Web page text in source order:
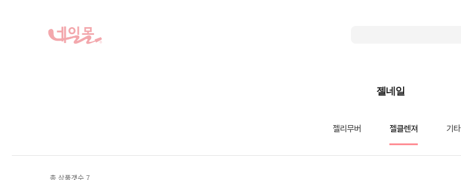
젤네일
젤리무버 젤클렌져 기타
총 상품갯수 7